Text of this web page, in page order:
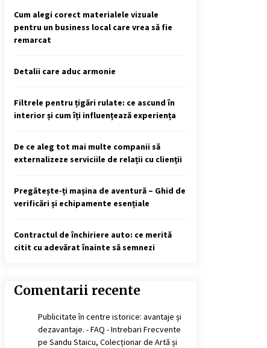
Cum alegi corect materialele vizuale
pentru un business local care vrea să fie
remarcat
Detalii care aduc armonie
Filtrele pentru țigări rulate: ce ascund în
interior și cum îți influențează experiența
De ce aleg tot mai multe companii să
externalizeze serviciile de relații cu clienții
Pregătește-ți mașina de aventură – Ghid de
verificări și echipamente esențiale
Contractul de închiriere auto: ce merită
citit cu adevărat înainte să semnezi
Comentarii recente
Publicitate în centre istorice: avantaje și
dezavantaje. - FAQ - Intrebari Frecvente
pe Sandu Staicu, Colecționar de Artă și